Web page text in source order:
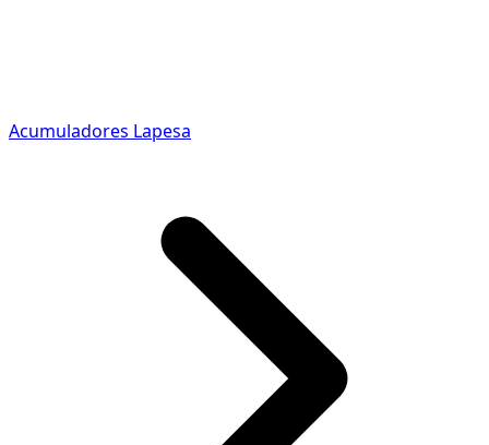
Acumuladores Lapesa